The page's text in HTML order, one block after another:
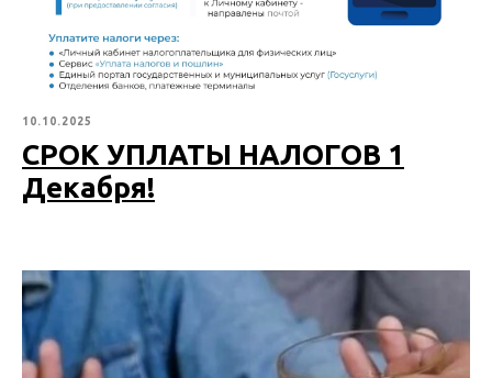
10.10.2025
СРОК УПЛАТЫ НАЛОГОВ 1
Декабря!